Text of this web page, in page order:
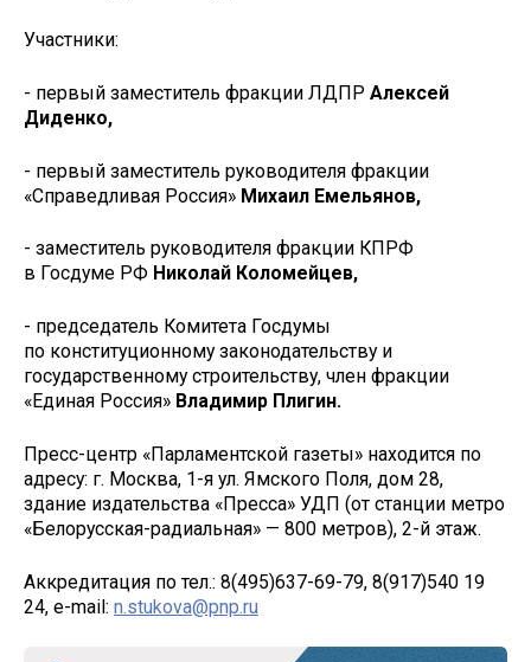
Участники:
- первый заместитель фракции ЛДПР Алексей
Диденко,
- первый заместитель руководителя фракции
«Справедливая Россия» Михаил Емельянов,
- заместитель руководителя фракции КПРФ
в Госдуме РФ Николай Коломейцев,
- председатель Комитета Госдумы
по конституционному законодательству и
государственному строительству, член фракции
«Единая Россия» Владимир Плигин.
Пресс-центр «Парламентской газеты» находится по
адресу: г. Москва, 1-я ул. Ямского Поля, дом 28,
здание издательства «Пресса» УДП (от станции метро
«Белорусская-радиальная» — 800 метров), 2-й этаж.
Аккредитация по тел.: 8(495)637-69-79, 8(917)540 19
24, e-mail: n.stukova@pnp.ru